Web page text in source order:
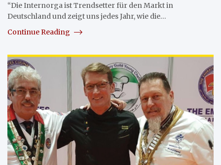
“Die Internorga ist Trendsetter für den Markt in
Deutschland und zeigt uns jedes Jahr, wie die…
Continue Reading